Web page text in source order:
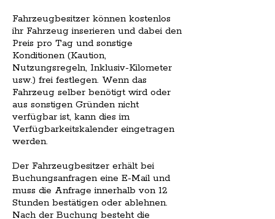
Fahrzeugbesitzer können kostenlos
ihr Fahrzeug inserieren und dabei den
Preis pro Tag und sonstige
Konditionen (Kaution,
Nutzungsregeln, Inklusiv-Kilometer
usw.) frei festlegen. Wenn das
Fahrzeug selber benötigt wird oder
aus sonstigen Gründen nicht
verfügbar ist, kann dies im
Verfügbarkeitskalender eingetragen
werden.
Der Fahrzeugbesitzer erhält bei
Buchungsanfragen eine E-Mail und
muss die Anfrage innerhalb von 12
Stunden bestätigen oder ablehnen.
Nach der Buchung besteht die